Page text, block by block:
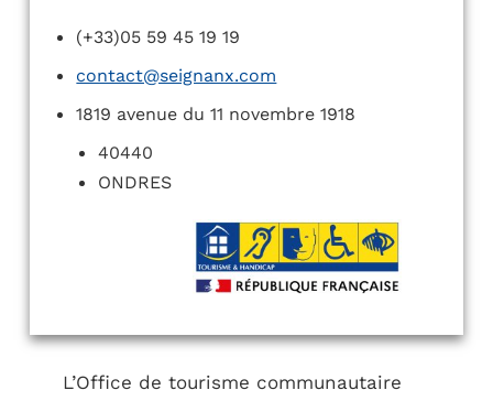
(+33)05 59 45 19 19
contact@seignanx.com
1819 avenue du 11 novembre 1918
40440
ONDRES
L’Office de tourisme communautaire